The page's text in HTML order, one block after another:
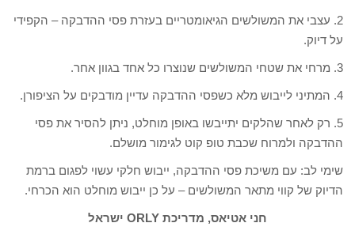
2. עצבי את המשולשים הגיאומטריים בעזרת פסי ההדבקה – הקפידי
על דיוק.
3. מרחי את שטחי המשולשים שנוצרו כל אחד בגוון אחר.
4. המתיני לייבוש מלא כשפסי ההדבקה עדיין מודבקים על הציפורן.
5. רק לאחר שהלקים יתייבשו באופן מוחלט, ניתן להסיר את פסי
ההדבקה ולמרוח שכבת טופ קוט לגימור מושלם.
שימי לב: עם משיכת פסי ההדבקה, ייבוש חלקי עשוי לפגום ברמת
הדיוק של קווי מתאר המשולשים – על כן ייבוש מוחלט הוא הכרחי.
חני אטיאס, מדריכת ORLY ישראל